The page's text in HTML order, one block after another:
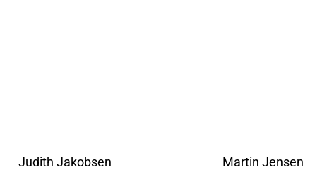
Judith Jakobsen
Martin Jensen